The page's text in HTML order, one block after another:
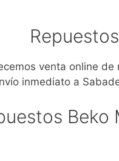
venta online
inmediato a
Beko